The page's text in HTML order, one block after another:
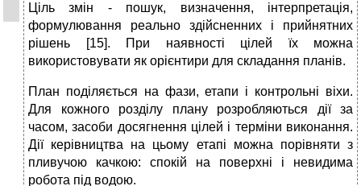
Ціль змін - пошук, визначення, інтерпретація,
формулювання реально здійсненних і прийнятних
рішень [15]. При наявності цілей їх можна
використовувати як орієнтири для складання планів.
План поділяється на фази, етапи і контрольні віхи.
Для кожного розділу плану розробляються дії за
часом, засоби досягнення цілей і терміни виконання.
Дії керівництва на цьому етапі можна порівняти з
пливучою качкою: спокій на поверхні і невидима
робота під водою.